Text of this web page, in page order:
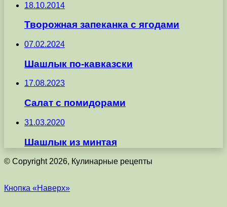
18.10.2014
Творожная запеканка с ягодами
07.02.2024
Шашлык по-кавказски
17.08.2023
Салат с помидорами
31.03.2020
Шашлык из минтая
© Copyright 2026, Кулинарные рецепты
Кнопка «Наверх»